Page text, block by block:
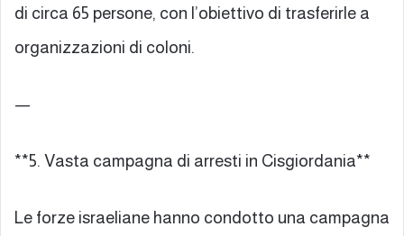
di circa 65 persone, con l’obiettivo di trasferirle a
organizzazioni di coloni.
—
**5. Vasta campagna di arresti in Cisgiordania**
Le forze israeliane hanno condotto una campagna